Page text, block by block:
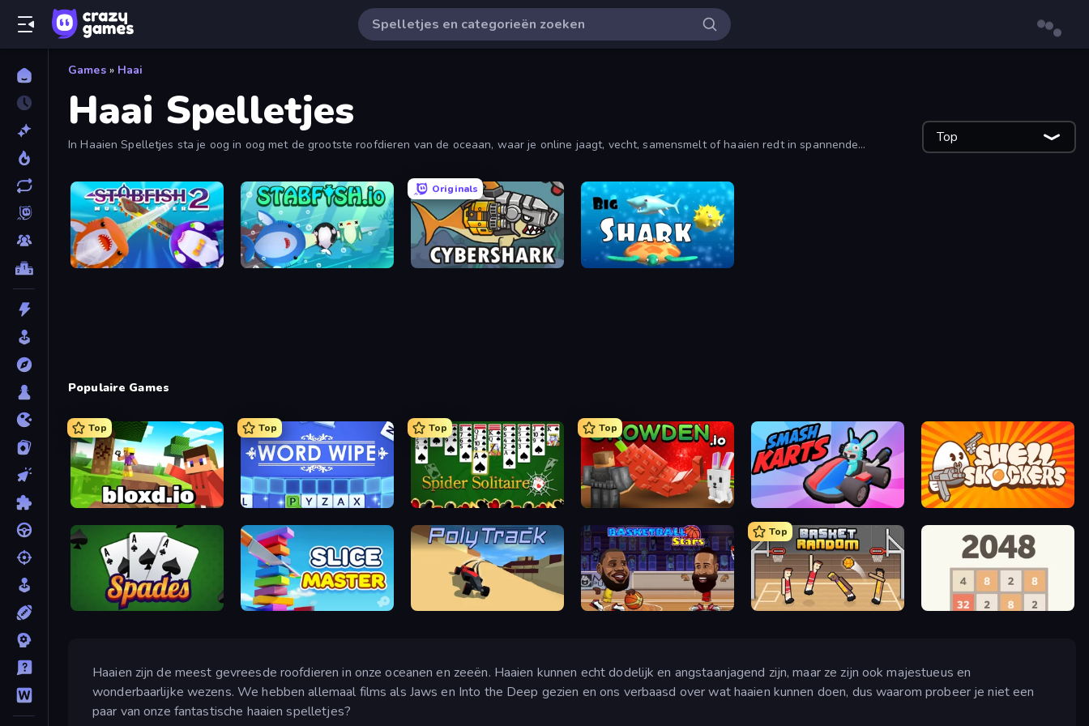
Games » Haai
Haai Spelletjes
In Haaien Spelletjes sta je oog in oog met de grootste roofdieren van de oceaan, waar je online jaagt, vecht, samensmelt of haaien redt in spannende
Top
Stabfish 2 Stabfish.io
Originals
CyberShark Big Shark
Populaire Games
Top
Bloxd.io
Top
Word Wipe
Top
Spider Solitaire
Top
Grow A Garden | Growden.io Smash Karts Shell Shockers
Spades Slice Master Basketball Stars
Top
Basket Random
Haaien zijn de meest gevreesde roofdieren in onze oceanen en zeeën. Haaien kunnen echt dodelijk en angstaanjagend zijn, maar ze zijn ook majestueus en
wonderbaarlijke wezens. We hebben allemaal films als Jaws en Into the Deep gezien en ons verbaasd over wat haaien kunnen doen, dus waarom probeer je niet een
paar van onze fantastische haaien spelletjes?